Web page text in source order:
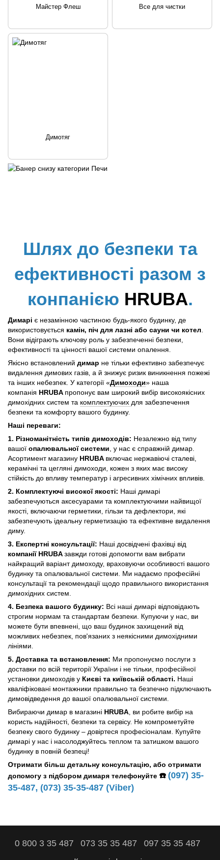
Шлях до безпеки та
ефективності разом з
конпанією HRUBA.
Димарі є незамінною частиною будь-якого будинку, де
використовується камін, піч для лазні або сауни чи котел
Вони відіграють ключову роль у забезпеченні безпеки,
ефективності та цінності вашої системи опалення.
Якісно встановлений димар не тільки ефективно забезпечує
видалення димових газів, а й знижує ризик виникнення пожежі
та інших небезпек. У категорії «Димоходи» наша
компанія HRUBA пропонує вам широкий вибір високоякісних
димохідних систем та комплектуючих для забезпечення
безпеки та комфорту вашого будинку.
Наші переваги:
1. Різноманітність типів димоходів: Незалежно від типу
вашої опалювальної системи , у нас є справжній димар.
Асортимент магазину HRUBA включає нержавіючі сталеві,
керамічні та цегляні димоходи, кожен з яких має високу
стійкість до впливу температур і агресивних хімічних впливів.
2. Комплектуючі високої якості: Наші димарі
забезпечуються аксесуарами та комплектуючими найвищої
якості, включаючи герметики, гільзи та дефлектори, які
забезпечують ідеальну герметизацію та ефективне видалення
диму.
3. Експертні консультації: Наші досвідчені фахівці від
компанії HRUBA завжди готові допомогти вам вибрати
найкращий варіант димоходу, враховуючи особливості вашого
будинку та опалювальної системи. Ми надаємо професійні
консультації та рекомендації щодо правильного використання
димохідних систем.
4. Безпека вашого будинку: Всі наші димарі відповідають
строгим нормам та стандартам безпеки. Купуючи у нас, ви
можете бути впевнені, що ваш будинок захищений від
можливих небезпек, пов'язаних з неякісними димохідними
лініями.
5. Доставка та встановлення: Ми пропонуємо послуги з
доставки по всій території України і не тільки, професійної
установки димоходів у Києві та київській області. Наші
кваліфіковані монтажники правильно та безпечно підключають
димовідведення до вашої опалювальної системи.
Вибираючи димар в магазині HRUBA , ви робите вибір на
користь надійності, безпеки та сервісу. Не компрометуйте
безпеку свого будинку – довіртеся професіоналам. Купуйте
димарі у нас і насолоджуйтесь теплом та затишком вашого
будинку в повній безпеці!
Отримати більш детальну консультацію, або отримати
допомогу з підбором димаря телефонуйте ☎️ (097) 35-
35-487, (073) 35-35-487 (Viber)
Майстер Флеш Все для чистки
Димотяг
0 800 3 35 487 073 35 35 487 097 35 35 487